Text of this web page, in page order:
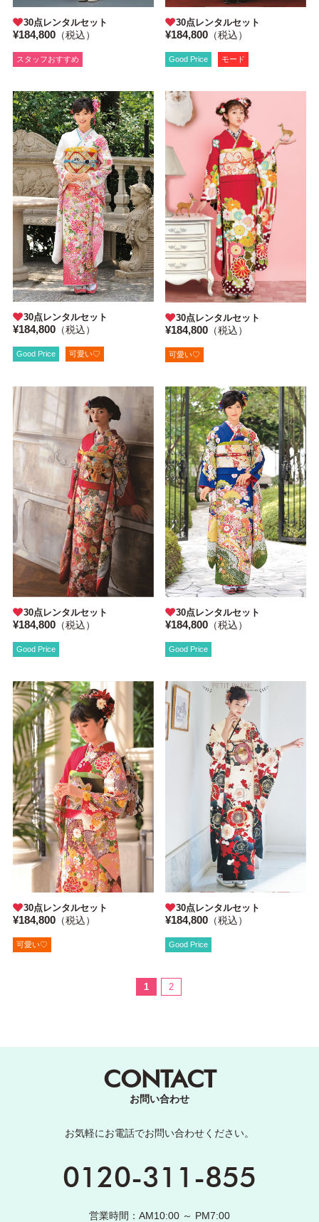
30点レンタルセット
¥184,800（税込）
スタッフおすすめ
30点レンタルセット
¥184,800 （税込）
Good Price モード
30点レンタルセット
¥184,800（税込）
Good Price 可愛い♡
30点レンタルセット
¥184,800 （税込）
可愛い♡
30点レンタルセット
¥184,800（税込）
Good Price
30点レンタルセット
¥184,800 （税込）
Good Price
30点レンタルセット
¥184,800（税込）
可愛い♡
30点レンタルセット
¥184,800 （税込）
Good Price
1 2
CONTACT
お問い合わせ
お気軽にお電話でお問い合わせください。
0120-311-855
営業時間：AM10:00 ～ PM7:00